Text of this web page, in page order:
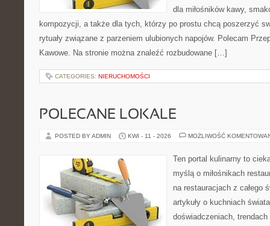
dla miłośników kawy,
kompozycji, a także dla tych, którzy po prostu chcą poszerzyć
rytuały związane z parzeniem ulubionych napojów. Polecam
Kawowe. Na stronie można znaleźć rozbudowane […]
CATEGORIES: NIERUCHOMOŚCI
POLECANE LOKALE
POSTED BY ADMIN KWI - 11 - 2026 MOŻLIWOŚĆ
Ten portal kulinarny to
myślą o miłośnikach
na restauracjach z całego
artykuły o kuchniach
doświadczeniach,